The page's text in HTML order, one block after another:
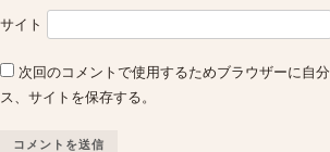
サイト
次回のコメントで使用するためブラウザーに自
ス、サイトを保存する。